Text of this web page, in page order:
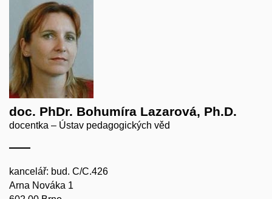
doc. PhDr. Bohumíra Lazarová, Ph.D.
docentka – Ústav pedagogických věd
kancelář: bud. C/C.426
Arna Nováka 1